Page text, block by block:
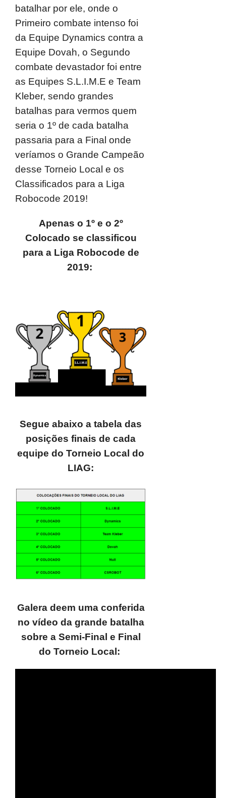
batalhar por ele, onde o
Primeiro combate intenso foi
da Equipe Dynamics contra a
Equipe Dovah, o Segundo
combate devastador foi entre
as Equipes S.L.I.M.E e Team
Kleber, sendo grandes
batalhas para vermos quem
seria o 1º de cada batalha
passaria para a Final onde
veríamos o Grande Campeão
desse Torneio Local e os
Classificados para a Liga
Robocode 2019!
Apenas o 1º e o 2º
Colocado se classificou
para a Liga Robocode de
2019:
Segue abaixo a tabela das
posições finais de cada
equipe do Torneio Local do
LIAG:
Galera deem uma conferida
no vídeo da grande batalha
sobre a Semi-Final e Final
do Torneio Local: